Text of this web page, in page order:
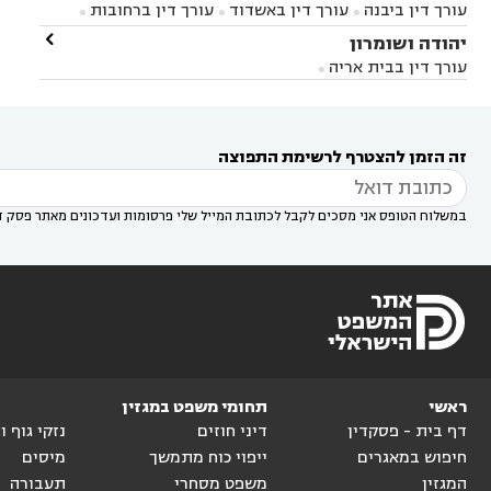
במודיעין
עורך דין בהרצליה עורך דין בחולון
עורך
דין בקרית אונו
אונו
עורך דין בבת ים
דין בשוהם 
עורך דין ביבנה  עורך דין באשדוד  עורך דין ברחובות 
עורך דין בראשון לציון עורך דין במודיעין
עורך דין
בבאר יעקב
עורך דין בגדרהיהודה ושומרון
עורך דין בבית אריה 

זה הזמן להצטרף לרשימת התפוצה
במשלוח הטופס אני מסכים לקבל לכתובת המייל שלי פרסומות ועדכונים מאתר פסק
ראשי
דף בית - פסקדין
חיפוש במאגרים
המגזין
תחומי משפט במגזין
דיני חוזים
ייפוי כוח מתמשך
משפט מסחרי
נזקי גוף
מיסים
תעבורה